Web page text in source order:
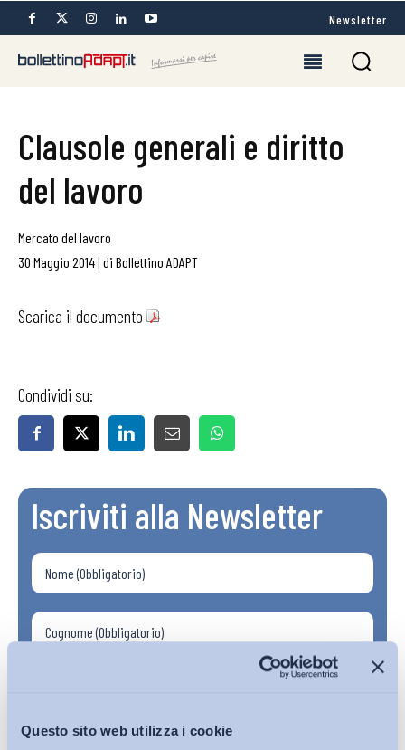
Questo sito web utilizza i cookie
Newsletter
Clausole generali e diritto
del lavoro
Mercato del lavoro
30 Maggio 2014| di Bollettino ADAPT
Scarica il documento
Condividi su:
Iscriviti alla Newsletter